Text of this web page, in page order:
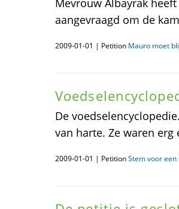
Mevrouw Albayrak
aangevraagd om de
2009-01-01 | Petition Mauro moet
De
van harte. Ze waren
2009-01-01 | PetitionStem voor een